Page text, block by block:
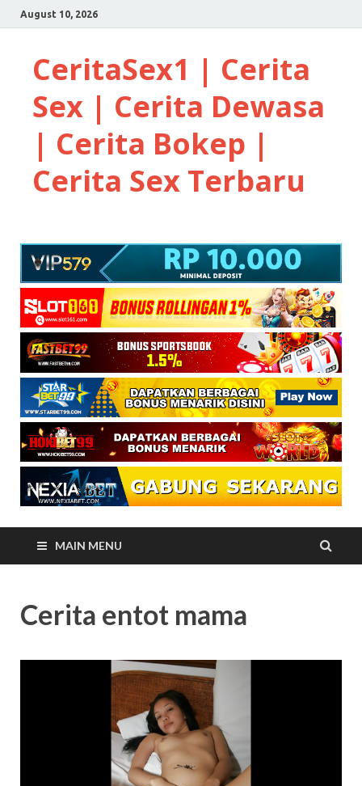
August 10, 2026
CeritaSex1 | Cerita
Sex | Cerita Dewasa
| Cerita Bokep |
Cerita Sex Terbaru
MAIN MENU
Cerita entot mama